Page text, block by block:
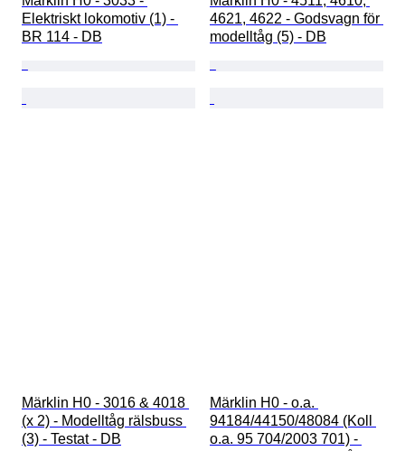
Elektriskt lokomotiv (1) -
BR 114 - DB
4621, 4622 - Godsvagn för
modelltåg (5) - DB
Märklin H0 - 3016 & 4018
(x 2) - Modelltåg rälsbuss
(3) - Testat - DB
Märklin H0 - o.a.
94184/44150/48084 (Koll
o.a. 95 704/2003 701) -